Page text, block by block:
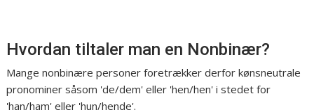
Hvordan tiltaler man en Nonbinær?
Mange nonbinære personer foretrækker derfor kønsneutrale
pronominer såsom 'de/dem' eller 'hen/hen' i stedet for
'han/ham' eller 'hun/hende'.